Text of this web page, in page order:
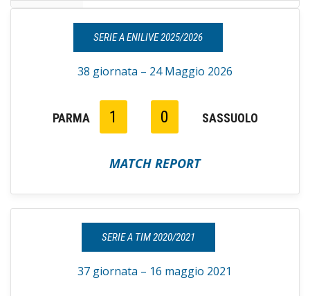
SERIE A ENILIVE 2025/2026
38 giornata – 24 Maggio 2026
PARMA 1 0 SASSUOLO
MATCH REPORT
SERIE A TIM 2020/2021
37 giornata – 16 maggio 2021